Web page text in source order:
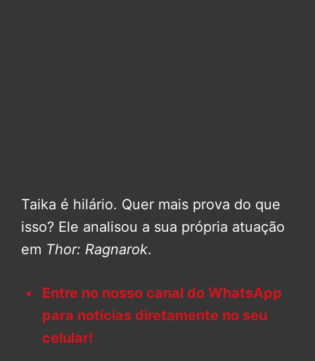
Taika é hilário. Quer mais prova do que
isso? Ele analisou a sua própria atuação
em Thor: Ragnarok.
Entre no nosso canal do WhatsApp
para notícias diretamente no seu
celular!